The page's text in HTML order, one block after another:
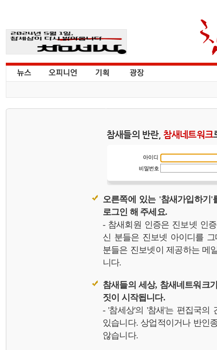
참새들의 반란, 참새네트워크
오른쪽에 있는 '참새가입하기
로그인 해 주세요.
- 참새회원 인증은 진보넷 인
신 분들은 진보넷 아이디를
분들은 진보넷이 제공하는 메
니다.
참새들의 세상, 참새네트워크
짓이 시작됩니다.
- '참세상'의 '참새'는 편집국의
있습니다. 상업적이거나 반인
않습니다.